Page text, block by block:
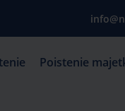
Poistenie